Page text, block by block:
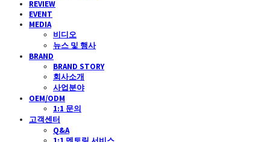
REVIEW
EVENT
MEDIA
비디오
뉴스 및 행사
BRAND
BRAND STORY
회사소개
사업분야
OEM/ODM
1:1 문의
고객센터
Q&A